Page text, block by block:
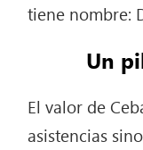
tiene nombre:
Un
El valor de
asistencias